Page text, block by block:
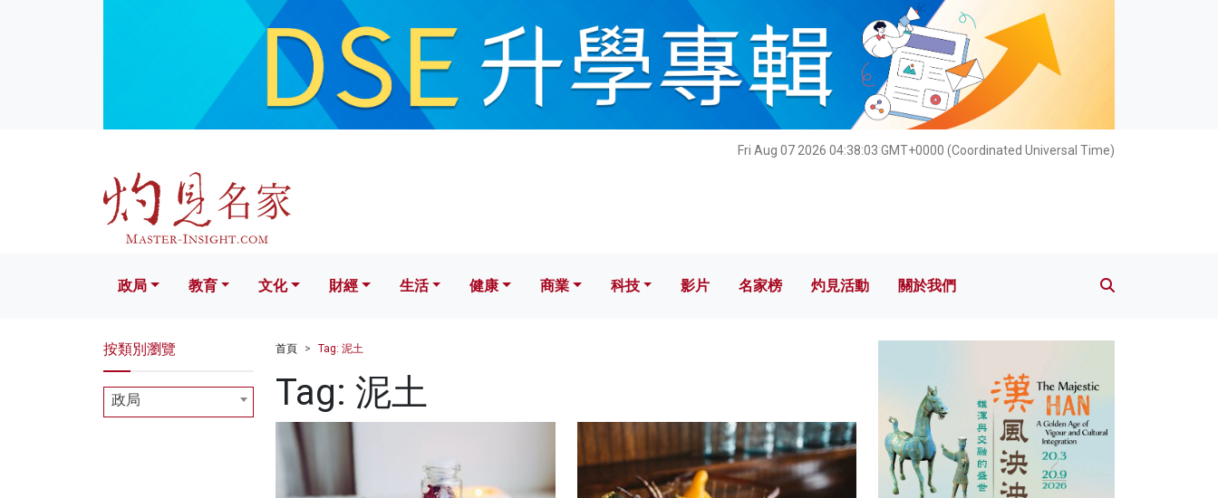
Fri Aug 07 2026 04:38:05 GMT+0000 (Coordinated Universal Time)
文化 財經 生活 健康 科技 影片 名家榜 灼見活動 關於我們
政局 教育 文化 財經 生活 健康 商業 科技 影片 名家榜 灼見活動 關於我們
首頁 Tag: 泥土
Tag: 泥土
按類別瀏覽
政局